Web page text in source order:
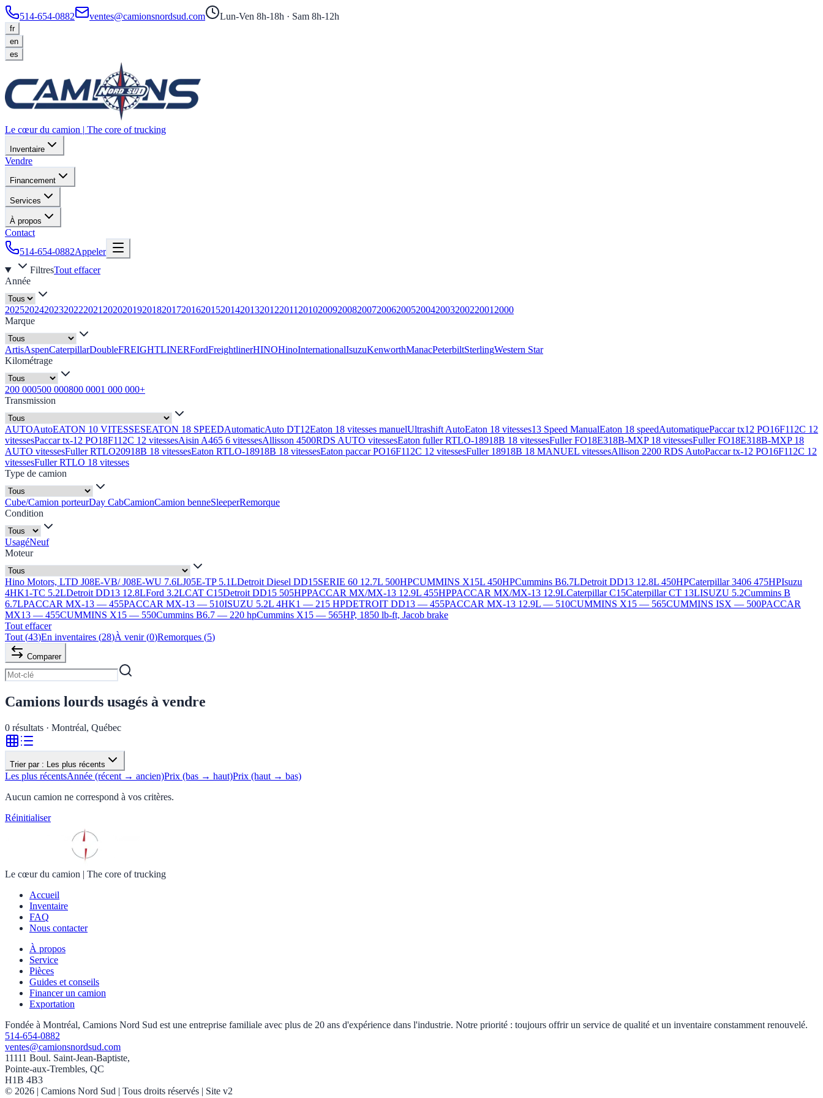
514-654-0882 ventes@camionsnordsud.com Lun-Ven 8h-18h · Sam 8h-12h
fr
en
es
Le cœur du camion | The core of trucking
Inventaire
Vendre
Financement
Services
À propos
Contact
514-654-0882Appeler
FiltresTout effacer
Année
20252024202320222021 2020201920182017201620152014201320122011 2010200920082007200620052004200320022001 2000
Marque
ArtisAspenCaterpillarDoubleFREIGHTLINERFordFreightlinerHINOHinoInternationalIsuzuKenworthManacPeterbiltSterlingWestern Star
Kilométrage
200 000500 000800 0001 000 000+
Transmission
AUTOAutoEATON 10 VITESSESEATON 18 SPEEDAutomaticAuto DT12Eaton 18 vitesses manuelUltrashift AutoEaton 18 vitesses13 Speed ManualEaton 18 speedAutomatiquePaccar tx12 PO16F112C 12
vitessesPaccar tx-12 PO18F112C 12 vitessesAisin A465 6 vitessesAllisson 4500RDS AUTO vitessesEaton fuller RTLO-18918B 18 vitessesFuller FO18E318B-MXP 18 vitessesFuller FO18E318B-MXP 18
AUTO vitessesFuller RTLO20918B 18 vitessesEaton RTLO-18918B 18 vitessesEaton paccar PO16F112C 12 vitessesFuller 18918B 18 MANUEL vitessesAllison 2200 RDS AutoPaccar tx-12 PO16F112C 12
vitessesFuller RTLO 18 vitesses
Type de camion
Cube/Camion porteurDay CabCamionCamion benneSleeperRemorque
Condition
UsagéNeuf
Moteur
Hino Motors, LTD J08E-VB/ J08E-WU 7.6LJ05E-TP 5.1LDetroit Diesel DD15SERIE 60 12.7L 500HPCUMMINS X15L 450HPCummins B6.7LDetroit DD13 12.8L 450HPCaterpillar 3406 475HPIsuzu
4HK1-TC 5.2LDetroit DD13 12.8LFord 3.2LCAT C15Detroit DD15 505HPPACCAR MX/MX-13 12.9L 455HPPACCAR MX/MX-13 12.9LCaterpillar C15Caterpillar CT 13LISUZU 5.2Cummins B
6.7LPACCAR MX-13 — 455PACCAR MX-13 — 510ISUZU 5.2L 4HK1 — 215 HPDETROIT DD13 — 455PACCAR MX-13 12.9L — 510CUMMINS X15 — 565CUMMINS ISX — 500PACCAR
MX13 — 455CUMMINS X15 — 550Cummins B6.7 — 220 hpCummins X15 — 565HP, 1850 lb-ft, Jacob brake
Tout effacer
Tout (43)En inventaires (28)À venir (0)Remorques (5)
Comparer
Camions lourds usagés à vendre
0 résultats · Montréal, Québec
Trier par : Les plus récents
Les plus récentsAnnée (récent → ancien)Prix (bas → haut)Prix (haut → bas)
Aucun camion ne correspond à vos critères.
Réinitialiser
Le cœur du camion | The core of trucking
Accueil
Inventaire
FAQ
Nous contacter
À propos
Service
Pièces
Guides et conseils
Financer un camion
Exportation
Fondée à Montréal, Camions Nord Sud est une entreprise familiale avec plus de 20 ans d'expérience dans l'industrie. Notre priorité : toujours offrir un service de qualité et un inventaire constamment renouvelé.
514-654-0882
ventes@camionsnordsud.com
11111 Boul. Saint-Jean-Baptiste,
Pointe-aux-Trembles, QC
H1B 4B3
© 2026 | Camions Nord Sud | Tous droits réservés | Site v2